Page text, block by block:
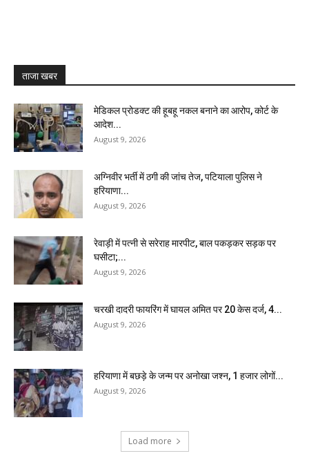
ताजा खबर
मेडिकल प्रोडक्ट की हूबहू नकल बनाने का आरोप, कोर्ट के
आदेश...
August 9, 2026
अग्निवीर भर्ती में ठगी की जांच तेज, पटियाला पुलिस ने
हरियाणा...
August 9, 2026
रेवाड़ी में पत्नी से सरेराह मारपीट, बाल पकड़कर सड़क पर
घसीटा;...
August 9, 2026
चरखी दादरी फायरिंग में घायल अमित पर 20 केस दर्ज, 4...
August 9, 2026
हरियाणा में बछड़े के जन्म पर अनोखा जश्न, 1 हजार लोगों...
August 9, 2026
Load more